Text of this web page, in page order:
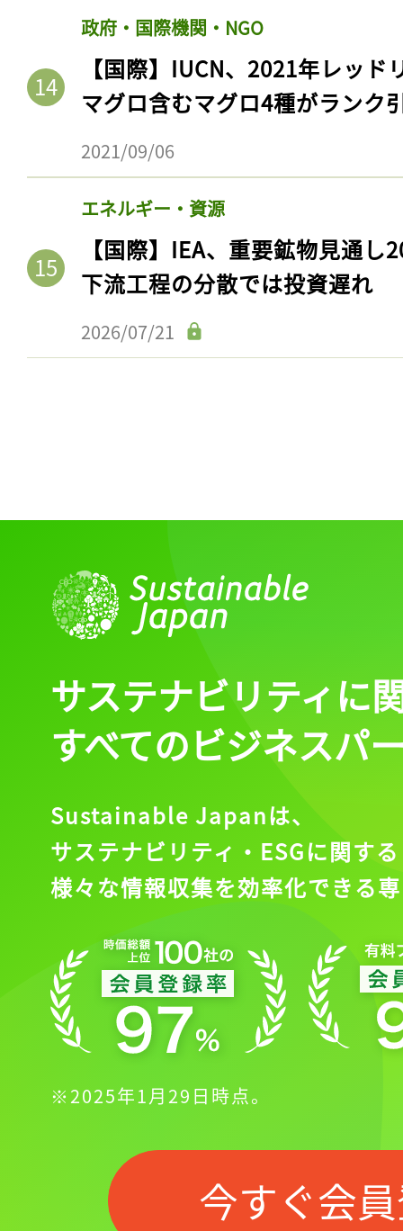
政府・国際機関・NGO
【国際】IUCN、2021年レッ
マグロ含むマグロ4種がランク
2021/09/06
エネルギー・資源
【国際】IEA、重要鉱物見通
下流工程の分散では投資遅れ
2026/07/21
記事をお気に入りに
ログインが必
ログイン
サステナビリティに
すべてのビジネスパ
Sustainable Japanは、
サステナビリティ・ESGに関する
様々な情報収集を効率化できる
※2025年1月29日時点。
今すぐ会